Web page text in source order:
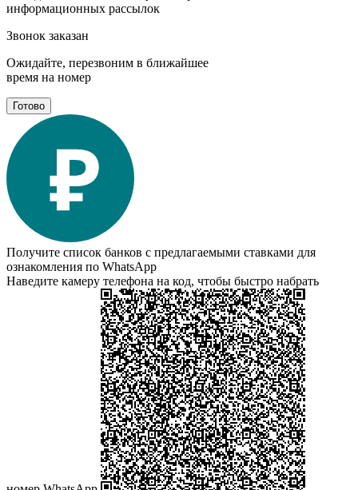
информационных рассылок
Звонок заказан
Ожидайте, перезвоним в ближайшее
время на номер
Готово
Получите список банков с предлагаемыми ставками для
ознакомления по WhatsApp
Наведите камеру телефона на код, чтобы быстро набрать